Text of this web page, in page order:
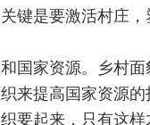
键是要激活村庄，
国家资源。乡村
来提高国家资源
要起来，只有这样